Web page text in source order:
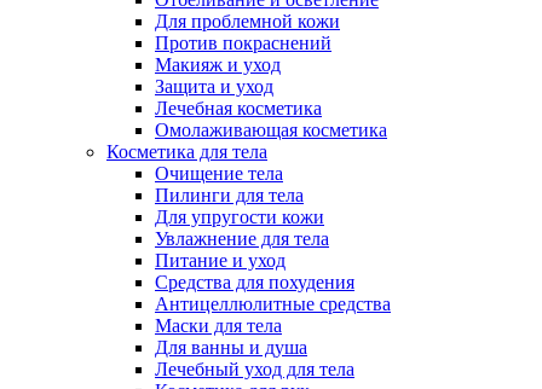
Для проблемной кожи
Против покраснений
Макияж и уход
Защита и уход
Лечебная косметика
Омолаживающая косметика
Косметика для тела
Очищение тела
Пилинги для тела
Для упругости кожи
Увлажнение для тела
Питание и уход
Средства для похудения
Антицеллюлитные средства
Маски для тела
Для ванны и душа
Лечебный уход для тела